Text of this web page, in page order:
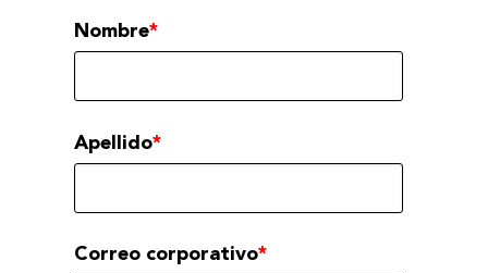
Nombre*
Apellido*
Correo corporativo*